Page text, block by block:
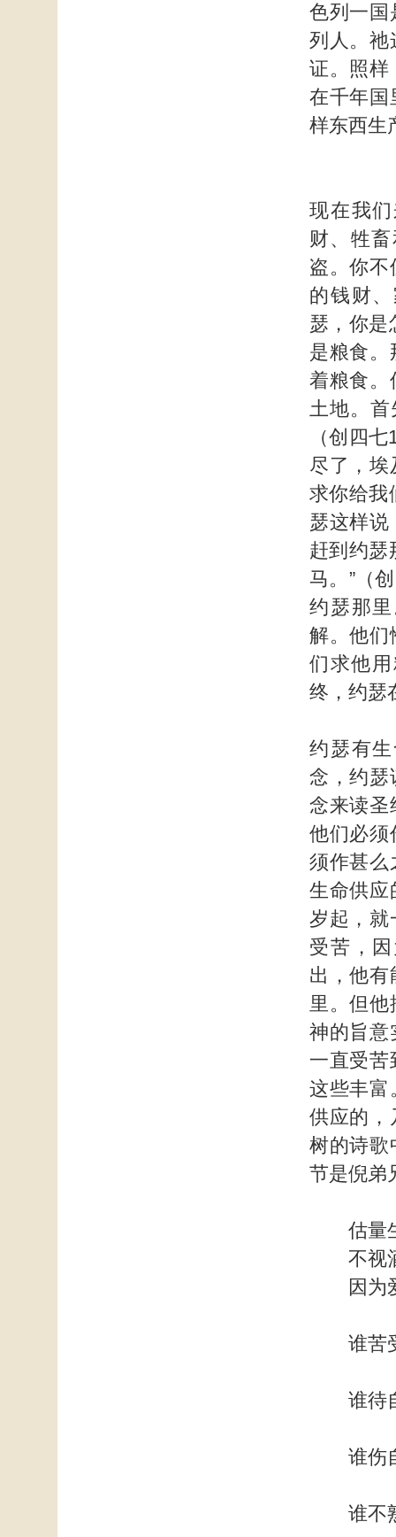
色列一国
列人。祂
证。照样
在千年国
样东西生
现在我
财、牲
盗。你不
的钱财
瑟，你是
是粮食。
着粮食。
土地。首
（创四
尽了，埃
求你给我
瑟这样说
赶到约瑟
马。”（
约瑟那
解。他们
们求他
终，约瑟
约瑟有
念，约瑟
念来读圣
他们必须
须作甚么
生命供应
岁起，就
受苦，
出，他有
里。但
神的旨意
一直受苦
这些丰富
供应的，
树的诗歌
节是倪弟
估量生
不视酒
因为爱
谁苦受
谁待自
谁伤自
谁不熟